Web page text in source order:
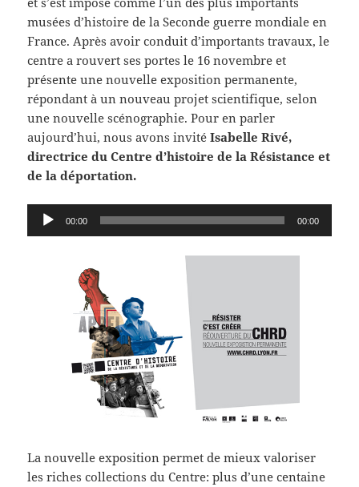
musées d’histoire de la Seconde guerre mondiale en
France. Après avoir conduit d’importants travaux, le
centre a rouvert ses portes le 16 novembre et
présente une nouvelle exposition permanente,
répondant à un nouveau projet scientifique, selon
une nouvelle scénographie. Pour en parler
aujourd’hui, nous avons invitéIsabelle Rivé,
directrice du Centre d’histoire de la Résistance et
de la déportation.
Lecteur 00:00 00:00
La nouvelle exposition permet de mieux valoriser
les riches collections du Centre: plus d’une centaine